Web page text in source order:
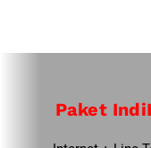
Paket